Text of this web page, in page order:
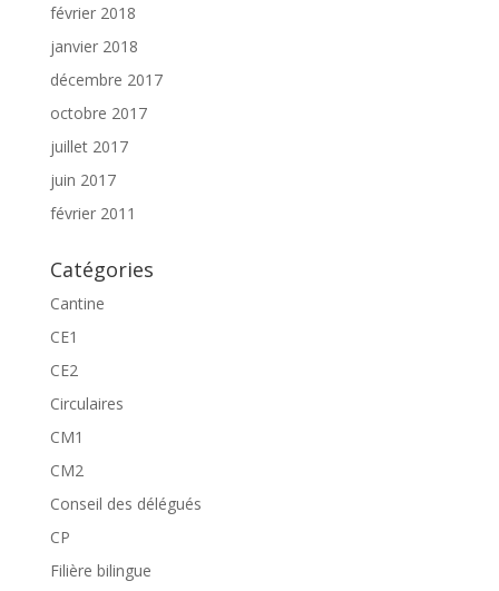
février 2018
janvier 2018
décembre 2017
octobre 2017
juillet 2017
juin 2017
février 2011
Catégories
Cantine
CE1
CE2
Circulaires
CM1
CM2
Conseil des délégués
CP
Filière bilingue